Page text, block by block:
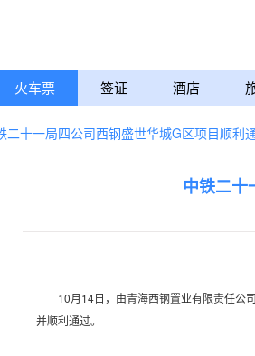
火车票 签证 酒店
二十一局四公司西钢盛世华城G区项目顺利
中铁二十
10月14日，由青海西钢置业有限责任公司
并顺利通过。